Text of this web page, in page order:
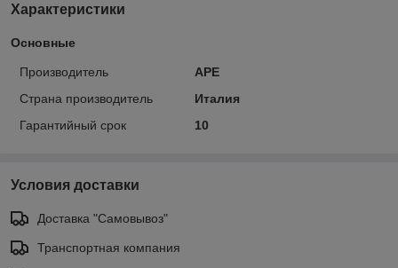
Характеристики
Основные
Производитель
APE
Страна производитель
Италия
Гарантийный срок
10
Условия доставки
Доставка "Самовывоз"
Транспортная компания